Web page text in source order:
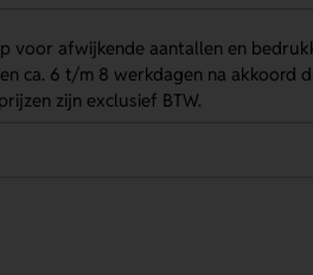
voor afwijkende aantallen en
ca. 6 t/m 8 werkdagen na akkoord
zijn exclusief BTW.